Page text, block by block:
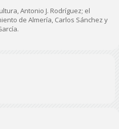
Antonio J. Rodríguez; el
de Almería, Carlos Sánchez y